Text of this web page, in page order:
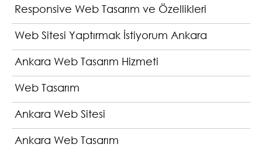
Responsive Web Tasarım ve Özellikleri
Web Sitesi Yaptırmak İstiyorum Ankara
Ankara Web Tasarım Hizmeti
Web Tasarım
Ankara Web Sitesi
Ankara Web Tasarım